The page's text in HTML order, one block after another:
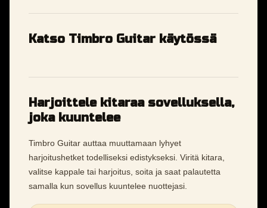
Katso Timbro Guitar käytössä
Harjoittele kitaraa sovelluksella,
joka kuuntelee
Timbro Guitar auttaa muuttamaan lyhyet
harjoitushetket todelliseksi edistykseksi. Viritä kitara,
valitse kappale tai harjoitus, soita ja saat palautetta
samalla kun sovellus kuuntelee nuottejasi.